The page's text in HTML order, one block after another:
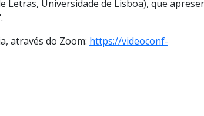
Letras, Universidade de Lisboa), que
.
através do Zoom: https://videoconf-